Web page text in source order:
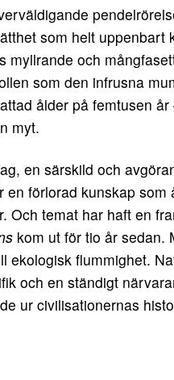
som helt uppenbart
och
som den infrusna
ålder på femtusen
myt.
en särskild och
förlorad kunskap som
Och temat har haft en
kom ut för tio år sedan.
ekologisk flummighet.
och en ständigt
ur civilisationernas